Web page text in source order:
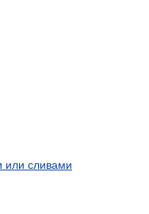
или сливами